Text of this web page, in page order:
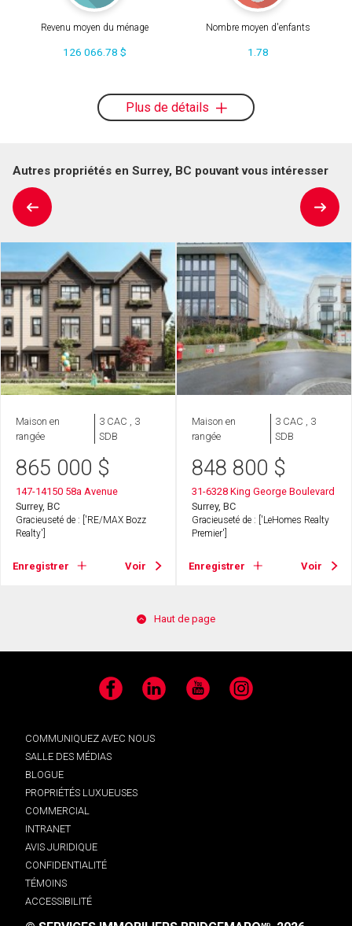
Revenu moyen du ménage
126 066.78 $
Nombre moyen d'enfants
1.78
Plus de détails
Autres propriétés en Surrey, BC pouvant vous intéresser
Maison en
rangée
3 CAC , 3
SDB
865 000 $
147-14150 58a Avenue
Surrey, BC
Gracieuseté de : ['RE/MAX Bozz
Realty']
Enregistrer Voir
Maison en
rangée
3 CAC , 3
SDB
848 800 $
31-6328 King George Boulevard
Surrey, BC
Gracieuseté de : ['LeHomes Realty
Premier']
Enregistrer Voir
Haut de page
Facebook LinkedIn YouTube Instagram
COMMUNIQUEZ AVEC NOUS
SALLE DES MÉDIAS
BLOGUE
PROPRIÉTÉS LUXUEUSES
COMMERCIAL
INTRANET
AVIS JURIDIQUE
CONFIDENTIALITÉ
TÉMOINS
ACCESSIBILITÉ
MD